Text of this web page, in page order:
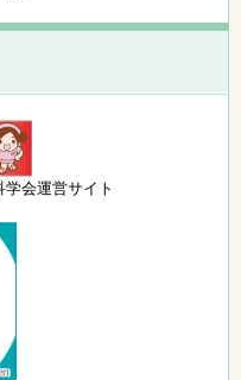
会運営サイト